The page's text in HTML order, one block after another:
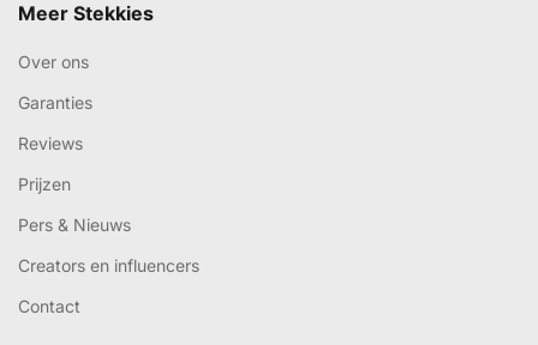
Meer Stekkies
Over ons
Garanties
Reviews
Prijzen
Pers & Nieuws
Creators en influencers
Contact